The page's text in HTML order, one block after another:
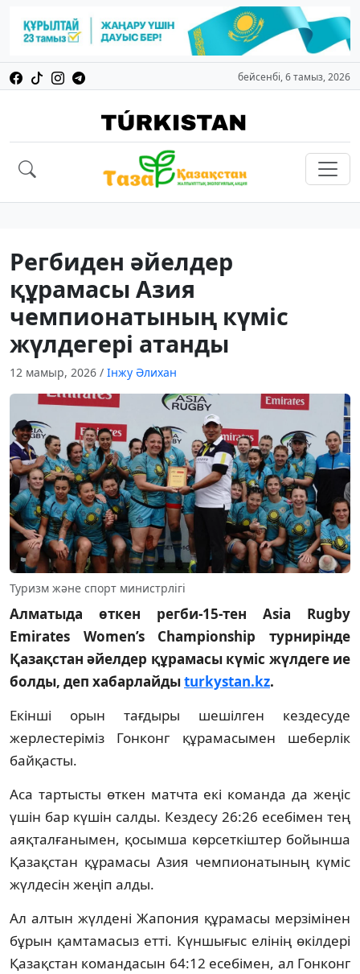
бейсенбі, 6 тамыз, 2026
Регбиден әйелдер
құрамасы Азия
чемпионатының күміс
жүлдегері атанды
12 мамыр, 2026 / Інжу Әлихан
Туризм және спорт министрлігі
Алматыда өткен регби-15-тен Asia Rugby
Emirates Women’s Championship турнирінде
Қазақстан әйелдер құрамасы күміс жүлдеге ие
болды, деп хабарлайдыturkystan.kz.
Екінші орын тағдыры шешілген кездесуде
жерлестеріміз Гонконг құрамасымен шеберлік
байқасты.
Аса тартысты өткен матчта екі команда да жеңіс
үшін бар күшін салды. Кездесу 26:26 есебімен тең
аяқталғанымен, қосымша көрсеткіштер бойынша
Қазақстан құрамасы Азия чемпионатының күміс
жүлдесін жеңіп алды.
Ал алтын жүлдені Жапония құрамасы мерзімінен
бұрын қамтамасыз етті. Күншығыс елінің өкілдері
Қазақстан командасын 64:12 есебімен, ал Гонконг